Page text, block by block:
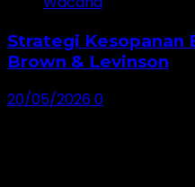
Strategi Kesopanan
Brown & Levinson
20/05/20260